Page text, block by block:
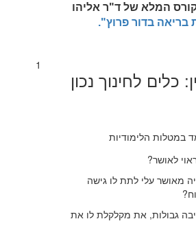
המלא של ד"ר אליהו
בריאה בדור פרוץ".
1
כלים לחינוך נכון
במטלות הלימודיות
לאושר?
מאושר עלי לתת לו גישה
גבולות, את מקלקלת לו את